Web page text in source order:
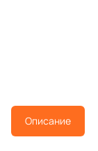
Описание